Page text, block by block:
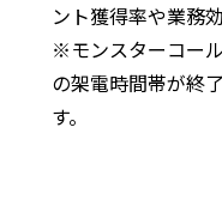
ント獲得率や業務
※モンスターコー
の架電時間帯が終
す。